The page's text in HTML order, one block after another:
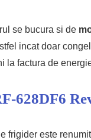
se bucura si de
incat doar
la factura de
628DF6
frigider este